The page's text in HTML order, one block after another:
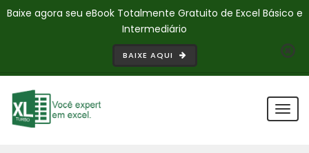
Baixe agora seu eBook Totalmente Gratuito de Excel Básico e
Intermediário
BAIXE AQUI